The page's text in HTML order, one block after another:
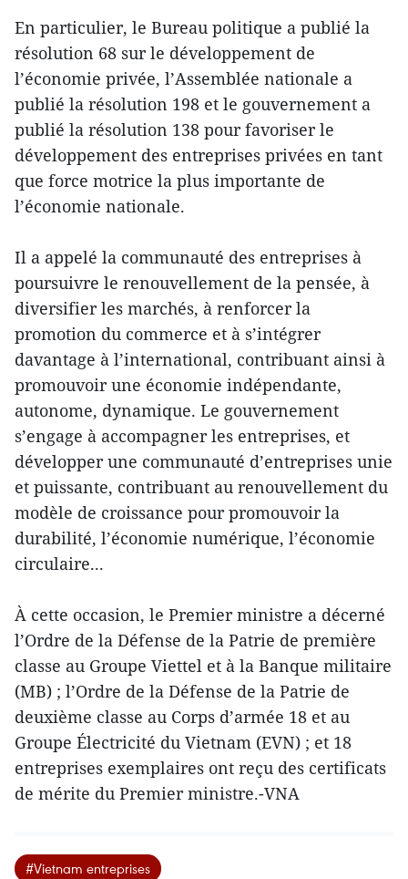
En particulier, le Bureau politique a publié la
résolution 68 sur le développement de
l’économie privée, l’Assemblée nationale a
publié la résolution 198 et le gouvernement a
publié la résolution 138 pour favoriser le
développement des entreprises privées en tant
que force motrice la plus importante de
l’économie nationale.
Il a appelé la communauté des entreprises à
poursuivre le renouvellement de la pensée, à
diversifier les marchés, à renforcer la
promotion du commerce et à s’intégrer
davantage à l’international, contribuant ainsi à
promouvoir une économie indépendante,
autonome, dynamique. Le gouvernement
s’engage à accompagner les entreprises, et
développer une communauté d’entreprises unie
et puissante, contribuant au renouvellement du
modèle de croissance pour promouvoir la
durabilité, l’économie numérique, l’économie
circulaire...
À cette occasion, le Premier ministre a décerné
l’Ordre de la Défense de la Patrie de première
classe au Groupe Viettel et à la Banque militaire
(MB) ; l’Ordre de la Défense de la Patrie de
deuxième classe au Corps d’armée 18 et au
Groupe Électricité du Vietnam (EVN) ; et 18
entreprises exemplaires ont reçu des certificats
de mérite du Premier ministre.-VNA
#Vietnam entreprises